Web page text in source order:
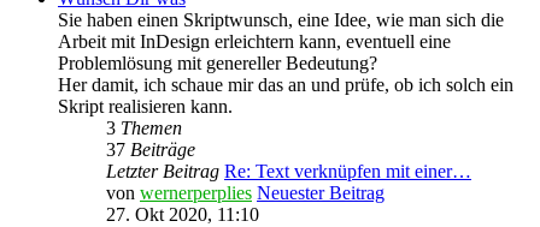
Sie haben einen Skriptwunsch, eine Idee, wie man sich die
Arbeit mit InDesign erleichtern kann, eventuell eine
Problemlösung mit genereller Bedeutung?
Her damit, ich schaue mir das an und prüfe, ob ich solch ein
Skript realisieren kann.
3 Themen
37 Beiträge
Letzter Beitrag Re: Text verknüpfen mit einer…
von wernerperplies Neuester Beitrag
27. Okt 2020, 11:10